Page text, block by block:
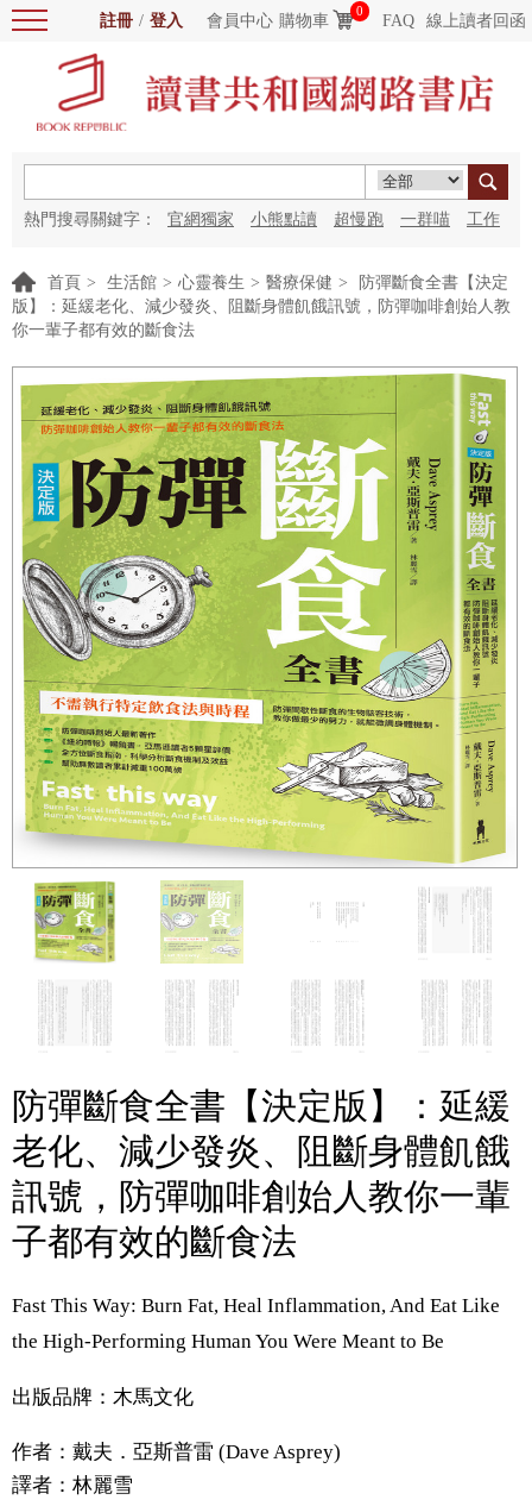
註冊 / 登入 會員中心 購物車
0
FAQ 線上讀者回函
熱門搜尋關鍵字： 官網獨家 小熊點讀 超慢跑 一群喵 工作
首頁 > 生活館 > 心靈養生 > 醫療保健 >
防彈斷食全書【決定
版】：延緩老化、減少發炎、阻斷身體飢餓訊號，防彈咖啡創始人教
你一輩子都有效的斷食法
防彈斷食全書【決定版】：延緩
老化、減少發炎、阻斷身體飢餓
訊號，防彈咖啡創始人教你一輩
子都有效的斷食法
Fast This Way: Burn Fat, Heal Inflammation, And Eat Like
the High-Performing Human You Were Meant to Be
出版品牌：木馬文化
作者： 戴夫．亞斯普雷 (Dave Asprey)
譯者： 林麗雪